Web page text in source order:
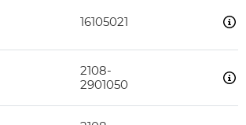
16105021
2108-
2901050